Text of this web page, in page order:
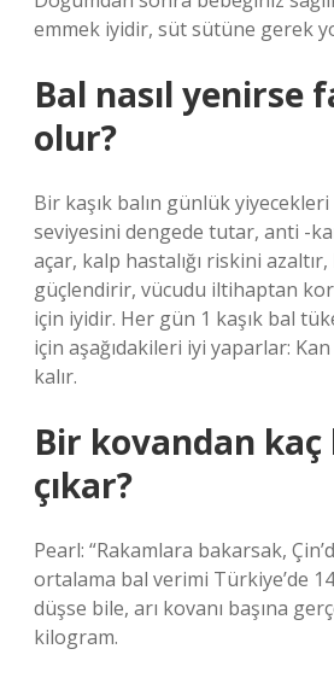
emmek iyidir, süt sütüne gerek
Bal nasıl yenirse
olur?
Bir kaşık balın günlük
seviyesini dengede tutar, anti -
açar, kalp hastalığı riskini azaltır,
güçlendirir, vücudu iltihaptan
için iyidir. Her gün 1 kaşık bal
için aşağıdakileri iyi yaparlar:
kalır.
Bir kovandan
çıkar?
Pearl: “Rakamlara bakarsak,
ortalama bal verimi Türkiye’de
düşse bile, arı kovanı başına
kilogram.